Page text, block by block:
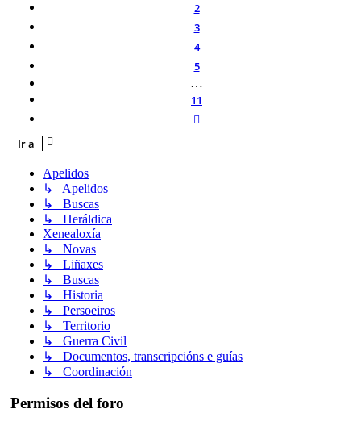
2
3
4
5
…
11
Ir a
Apelidos
↳ Apelidos
↳ Buscas
↳ Heráldica
Xenealoxía
↳ Novas
↳ Liñaxes
↳ Buscas
↳ Historia
↳ Persoeiros
↳ Territorio
↳ Guerra Civil
↳ Documentos, transcripcións e guías
↳ Coordinación
Permisos del foro